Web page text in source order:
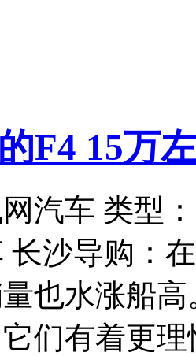
F4 15万
汽车 类型
长沙导购：
也水涨船
们有着更理